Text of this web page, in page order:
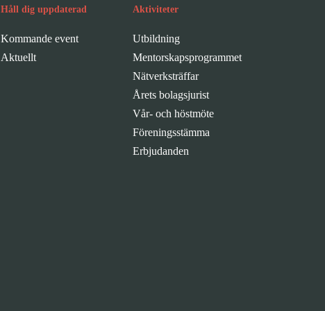
Håll dig uppdaterad
Kommande event
Aktuellt
Aktiviteter
Utbildning
Mentorskapsprogrammet
Nätverksträffar
Årets bolagsjurist
Vår- och höstmöte
Föreningsstämma
Erbjudanden